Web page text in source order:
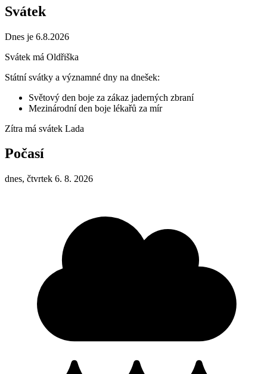
Svátek
Dnes je 6.8.2026
Svátek má Oldřiška
Státní svátky a významné dny na dnešek:
Světový den boje za zákaz jaderných zbraní
Mezinárodní den boje lékařů za mír
Zítra má svátek Lada
Počasí
dnes, čtvrtek 6. 8. 2026